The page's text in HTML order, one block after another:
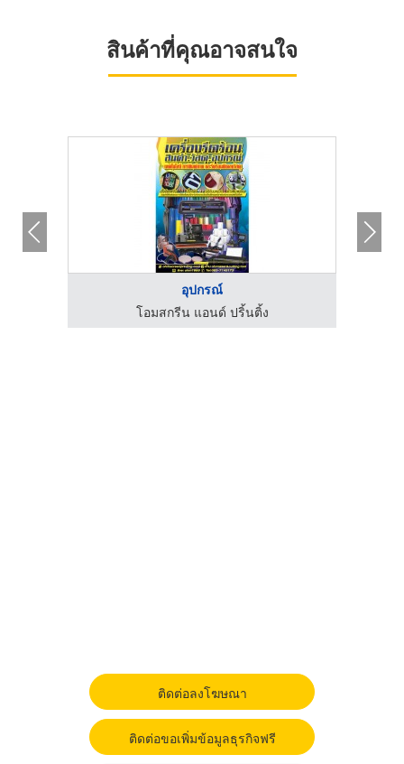
สินค้าที่คุณอาจสนใจ
อุปกรณ์
โอมสกรีน แอนด์ ปริ้นติ้ง
ติดต่อลงโฆษณา
ติดต่อขอเพิ่มข้อมูลธุรกิจฟรี